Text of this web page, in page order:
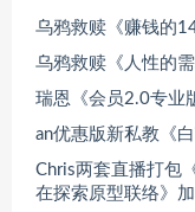
乌鸦救赎《赚钱的
乌鸦救赎《人性的需
瑞恩《会员2.0专业
an优惠版新私教《
Chris两套直播打包
在探索原型联络》